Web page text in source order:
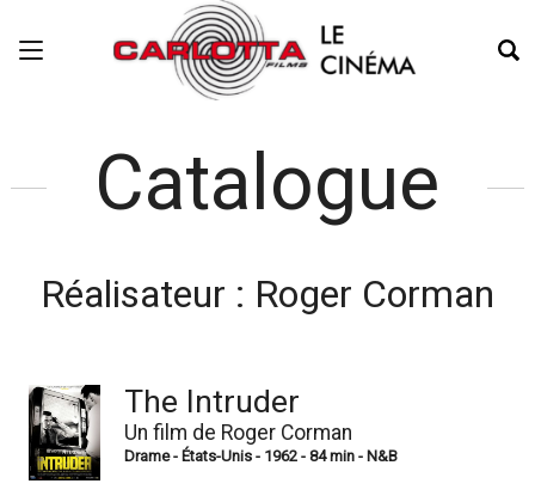
Catalogue
Réalisateur : Roger Corman
The Intruder
Un film de Roger Corman
Drame - États-Unis - 1962 - 84 min - N&B